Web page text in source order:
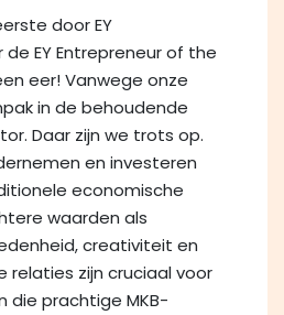
door EY
EY Entrepreneur of the
eer! Vanwege onze
in de behoudende
Daar zijn we trots op.
en investeren
economische
waarden als
creativiteit en
relaties zijn cruciaal voor
die prachtige MKB-